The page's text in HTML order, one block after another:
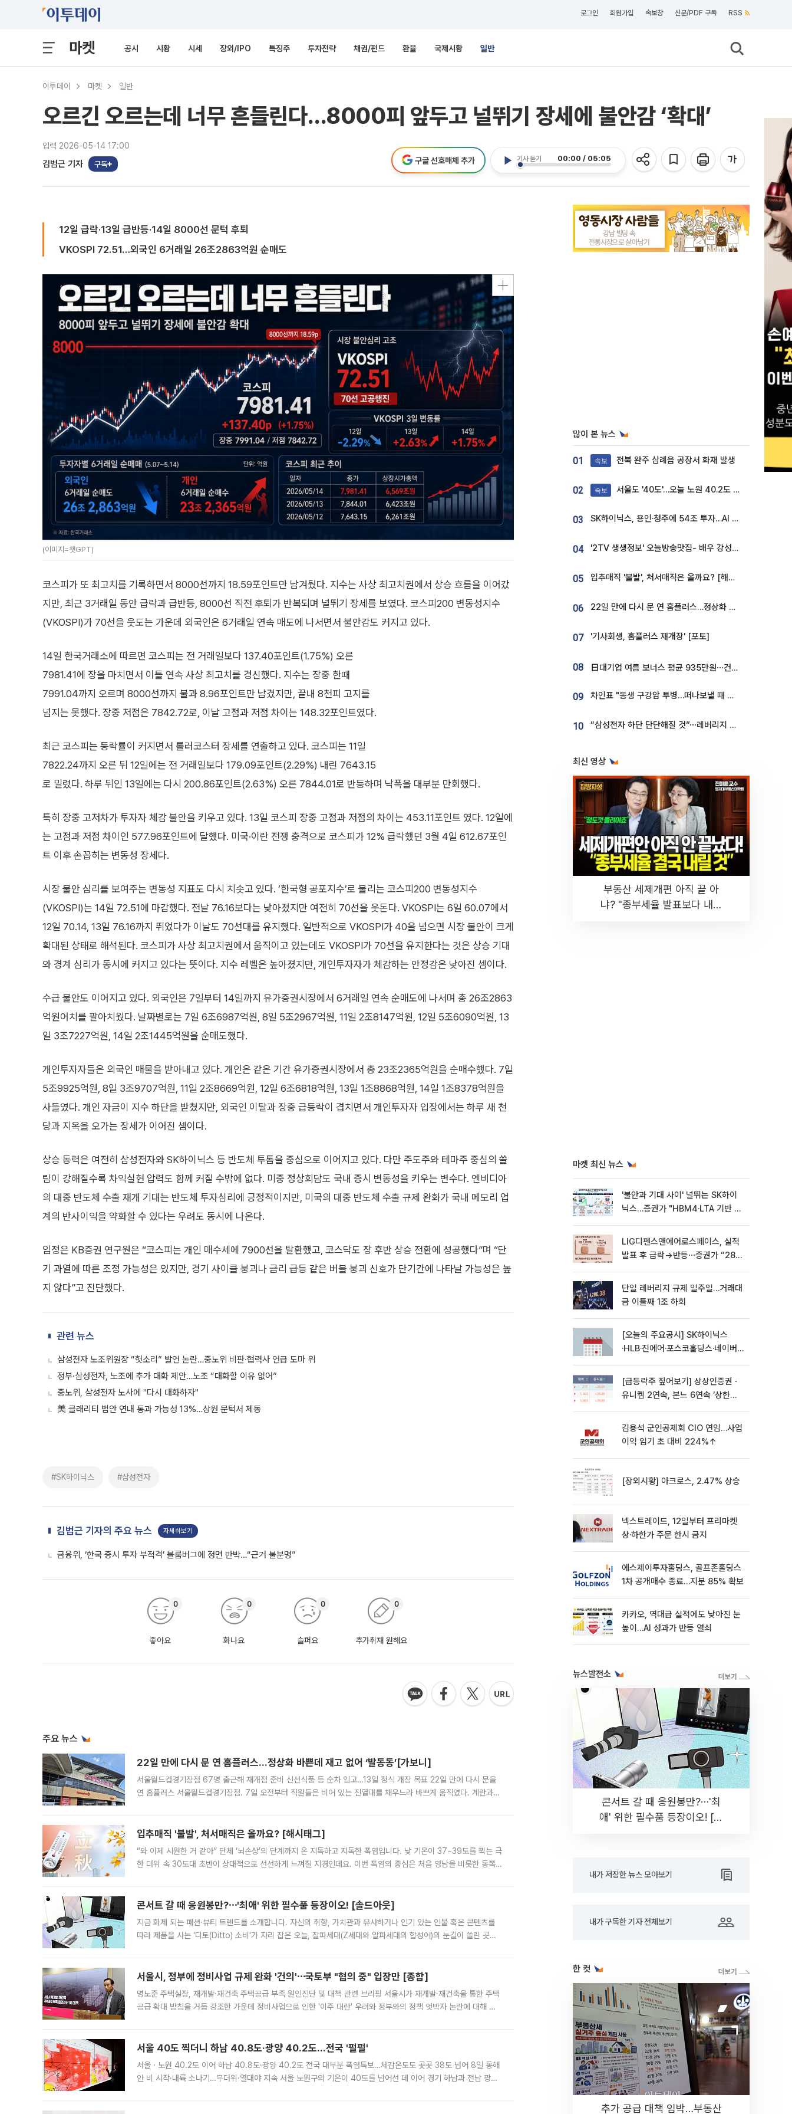
로그인 회원가입 속보창 신문/PDF 구독 RSS
마켓 공시 시황 시세 장외/IPO 특징주 투자전략 채권/펀드 환율 국제시황 일반
이투데이 마켓 일반
오르긴 오르는데 너무 흔들린다…8000피 앞두고 널뛰기 장세에 불안감 ‘확대’
입력 2026-05-14 17:00
김범근 기자 구독
기사 듣기 00:00 / 05:05
구글 선호매체 추가
12일 급락·13일 급반등·14일 8000선 문턱 후퇴
VKOSPI 72.51…외국인 6거래일 26조2863억원 순매도
(이미지=챗GPT)
코스피가 또 최고치를 기록하면서 8000선까지 18.59포인트만 남겨뒀다. 지수는 사상 최고치권에서 상승 흐름을 이어갔
지만, 최근 3거래일 동안 급락과 급반등, 8000선 직전 후퇴가 반복되며 널뛰기 장세를 보였다. 코스피200 변동성지수
(VKOSPI)가 70선을 웃도는 가운데 외국인은 6거래일 연속 매도에 나서면서 불안감도 커지고 있다.
14일 한국거래소에 따르면 코스피는 전 거래일보다 137.40포인트(1.75%) 오른
7981.41에 장을 마치면서 이틀 연속 사상 최고치를 경신했다. 지수는 장중 한때
7991.04까지 오르며 8000선까지 불과 8.96포인트만 남겼지만, 끝내 8천피 고지를
넘지는 못했다. 장중 저점은 7842.72로, 이날 고점과 저점 차이는 148.32포인트였다.
최근 코스피는 등락률이 커지면서 롤러코스터 장세를 연출하고 있다. 코스피는 11일
7822.24까지 오른 뒤 12일에는 전 거래일보다 179.09포인트(2.29%) 내린 7643.15
로 밀렸다. 하루 뒤인 13일에는 다시 200.86포인트(2.63%) 오른 7844.01로 반등하며 낙폭을 대부분 만회했다.
특히 장중 고저차가 투자자 체감 불안을 키우고 있다. 13일 코스피 장중 고점과 저점의 차이는 453.11포인트 였다. 12일에
는 고점과 저점 차이인 577.96포인트에 달했다. 미국·이란 전쟁 충격으로 코스피가 12% 급락했던 3월 4일 612.67포인
트 이후 손꼽히는 변동성 장세다.
시장 불안 심리를 보여주는 변동성 지표도 다시 치솟고 있다. ‘한국형 공포지수’로 불리는 코스피200 변동성지수
(VKOSPI)는 14일 72.51에 마감했다. 전날 76.16보다는 낮아졌지만 여전히 70선을 웃돈다. VKOSPI는 6일 60.07에서
12일 70.14, 13일 76.16까지 뛰었다가 이날도 70선대를 유지했다. 일반적으로 VKOSPI가 40을 넘으면 시장 불안이 크게
확대된 상태로 해석된다. 코스피가 사상 최고치권에서 움직이고 있는데도 VKOSPI가 70선을 유지한다는 것은 상승 기대
와 경계 심리가 동시에 커지고 있다는 뜻이다. 지수 레벨은 높아졌지만, 개인투자자가 체감하는 안정감은 낮아진 셈이다.
수급 불안도 이어지고 있다. 외국인은 7일부터 14일까지 유가증권시장에서 6거래일 연속 순매도에 나서며 총 26조2863
억원어치를 팔아치웠다. 날짜별로는 7일 6조6987억원, 8일 5조2967억원, 11일 2조8147억원, 12일 5조6090억원, 13
일 3조7227억원, 14일 2조1445억원을 순매도했다.
개인투자자들은 외국인 매물을 받아내고 있다. 개인은 같은 기간 유가증권시장에서 총 23조2365억원을 순매수했다. 7일
5조9925억원, 8일 3조9707억원, 11일 2조8669억원, 12일 6조6818억원, 13일 1조8868억원, 14일 1조8378억원을
사들였다. 개인 자금이 지수 하단을 받쳤지만, 외국인 이탈과 장중 급등락이 겹치면서 개인투자자 입장에서는 하루 새 천
당과 지옥을 오가는 장세가 이어진 셈이다.
상승 동력은 여전히 삼성전자와 SK하이닉스 등 반도체 투톱을 중심으로 이어지고 있다. 다만 주도주와 테마주 중심의 쏠
림이 강해질수록 차익실현 압력도 함께 커질 수밖에 없다. 미중 정상회담도 국내 증시 변동성을 키우는 변수다. 엔비디아
의 대중 반도체 수출 재개 기대는 반도체 투자심리에 긍정적이지만, 미국의 대중 반도체 수출 규제 완화가 국내 메모리 업
계의 반사이익을 약화할 수 있다는 우려도 동시에 나온다.
임정은 KB증권 연구원은 “코스피는 개인 매수세에 7900선을 탈환했고, 코스닥도 장 후반 상승 전환에 성공했다”며 “단
기 과열에 따른 조정 가능성은 있지만, 경기 사이클 붕괴나 금리 급등 같은 버블 붕괴 신호가 단기간에 나타날 가능성은 높
지 않다”고 진단했다.
관련 뉴스
삼성전자 노조위원장 “헛소리” 발언 논란…중노위 비판·협력사 언급 도마 위
정부·삼성전자, 노조에 추가 대화 제안…노조 “대화할 이유 없어”
중노위, 삼성전자 노사에 "다시 대화하자"
美 클래리티 법안 연내 통과 가능성 13%…상원 문턱서 제동
#SK하이닉스 #삼성전자
김범근 기자의 주요 뉴스 자세히보기
금융위, ‘한국 증시 투자 부적격’ 블룸버그에 정면 반박…“근거 불분명”
좋아요
0
화나요
0
슬퍼요
0
추가취재 원해요
0
주요 뉴스
22일 만에 다시 문 연 홈플러스…정상화 바쁜데 재고 없어 ‘발동동’[가보니]
서울월드컵경기장점 67명 출근해 재개점 준비 신선식품 등 순차 입고…13일 정식 개장 목표 22일 만에 다시 문을
연 홈플러스 서울월드컵경기장점. 7일 오전부터 직원들은 비어 있는 진열대를 채우느라 바쁘게 움직였다. 계란과
입추매직 '불발', 처서매직은 올까요? [해시태그]
“와 이제 시원한 거 같아” 단체 ‘뇌손상’의 단계까지 온 지독하고 지독한 폭염입니다. 낮 기온이 37~39도를 찍는 극
한 더위 속 30도대 초반이 상대적으로 선선하게 느껴질 지경인데요. 이번 폭염의 중심은 처음 영남을 비롯한 동쪽
콘서트 갈 때 응원봉만?⋯'최애' 위한 필수품 등장이오! [솔드아웃]
지금 화제 되는 패션·뷰티 트렌드를 소개합니다. 자신의 취향, 가치관과 유사하거나 인기 있는 인물 혹은 콘텐츠를
따라 제품을 사는 '디토(Ditto) 소비'가 자리 잡은 오늘, 잘파세대(Z세대와 알파세대의 합성어)의 눈길이 쏠린 곳은
서울시, 정부에 정비사업 규제 완화 '건의'⋯국토부 "협의 중" 입장만 [종합]
명노준 주택실장, 재개발·재건축 주택공급 부족 원인진단 및 대책 관련 브리핑 서울시가 재개발·재건축을 통한 주택
공급 확대 방침을 거듭 강조한 가운데 정비사업으로 인한 '이주 대란' 우려와 정부와의 정책 엇박자 논란에 대해 정
서울 40도 찍더니 하남 40.8도·광양 40.2도…전국 '펄펄'
서울ㆍ노원 40.2도 이어 하남 40.8도·광양 40.2도 전국 대부분 폭염특보…체감온도도 곳곳 38도 넘어 8일 동해
안 비 시작·내륙 소나기…무더위·열대야 지속 서울 노원구의 기온이 40도를 넘어선 데 이어 경기 하남과 전남 광양
많이 본 뉴스
01 속보 전북 완주 삼례읍 공장서 화재 발생
02 속보 서울도 '40도'…오늘 노원 40.2도 기록
03 SK하이닉스, 용인·청주에 54조 투자…AI 메모리 생산기지 키운다
04 '2TV 생생정보' 오늘방송맛집- 배우 강성진 단골! 쌀국수ㆍ푸팟퐁 커리 맛집 '블○○○'
05 입추매직 '불발', 처서매직은 올까요? [해시태그]
06 22일 만에 다시 문 연 홈플러스…정상화 바쁜데 재고 없어 ‘발동동’[가보니]
07 '기사회생, 홈플러스 재개장' [포토]
08 日대기업 여름 보너스 평균 935만원⋯건설회사 1800만 넘어
09 차인표 "동생 구강암 투병…떠나보낼 때 가장 힘들었다”
10 “삼성전자 하단 단단해질 것”⋯레버리지 규제에 쏠림 완화 [찐코노미]
최신 영상
부동산 세제개편 아직 끝 아
냐? "종부세율 발표보다 내릴
마켓 최신 뉴스
'불안과 기대 사이' 널뛰는 SK하이
닉스…증권가 "HBM4·LTA 기반 펀
LIG디펜스앤에어로스페이스, 실적
발표 후 급락→반등⋯증권가 “28년
단일 레버리지 규제 일주일…거래대
금 이틀째 1조 하회
[오늘의 주요공시] SK하이닉스
·HLB·진에어·포스코홀딩스·네이버·
[급등락주 짚어보기] 상상인증권ㆍ
유니켐 2연속, 본느 6연속 ‘상한
김용석 군인공제회 CIO 연임…사업
이익 임기 초 대비 224%↑
[장외시황] 아크로스, 2.47% 상승
넥스트레이드, 12일부터 프리마켓
상·하한가 주문 한시 금지
에스제이투자홀딩스, 골프존홀딩스
1차 공개매수 종료…지분 85% 확보
카카오, 역대급 실적에도 낮아진 눈
높이…AI 성과가 반등 열쇠
뉴스발전소
콘서트 갈 때 응원봉만?⋯'최
애' 위한 필수품 등장이오! [솔
내가 저장한 뉴스 모아보기
내가 구독한 기자 전체보기
한 컷
추가 공급 대책 임박…부동산